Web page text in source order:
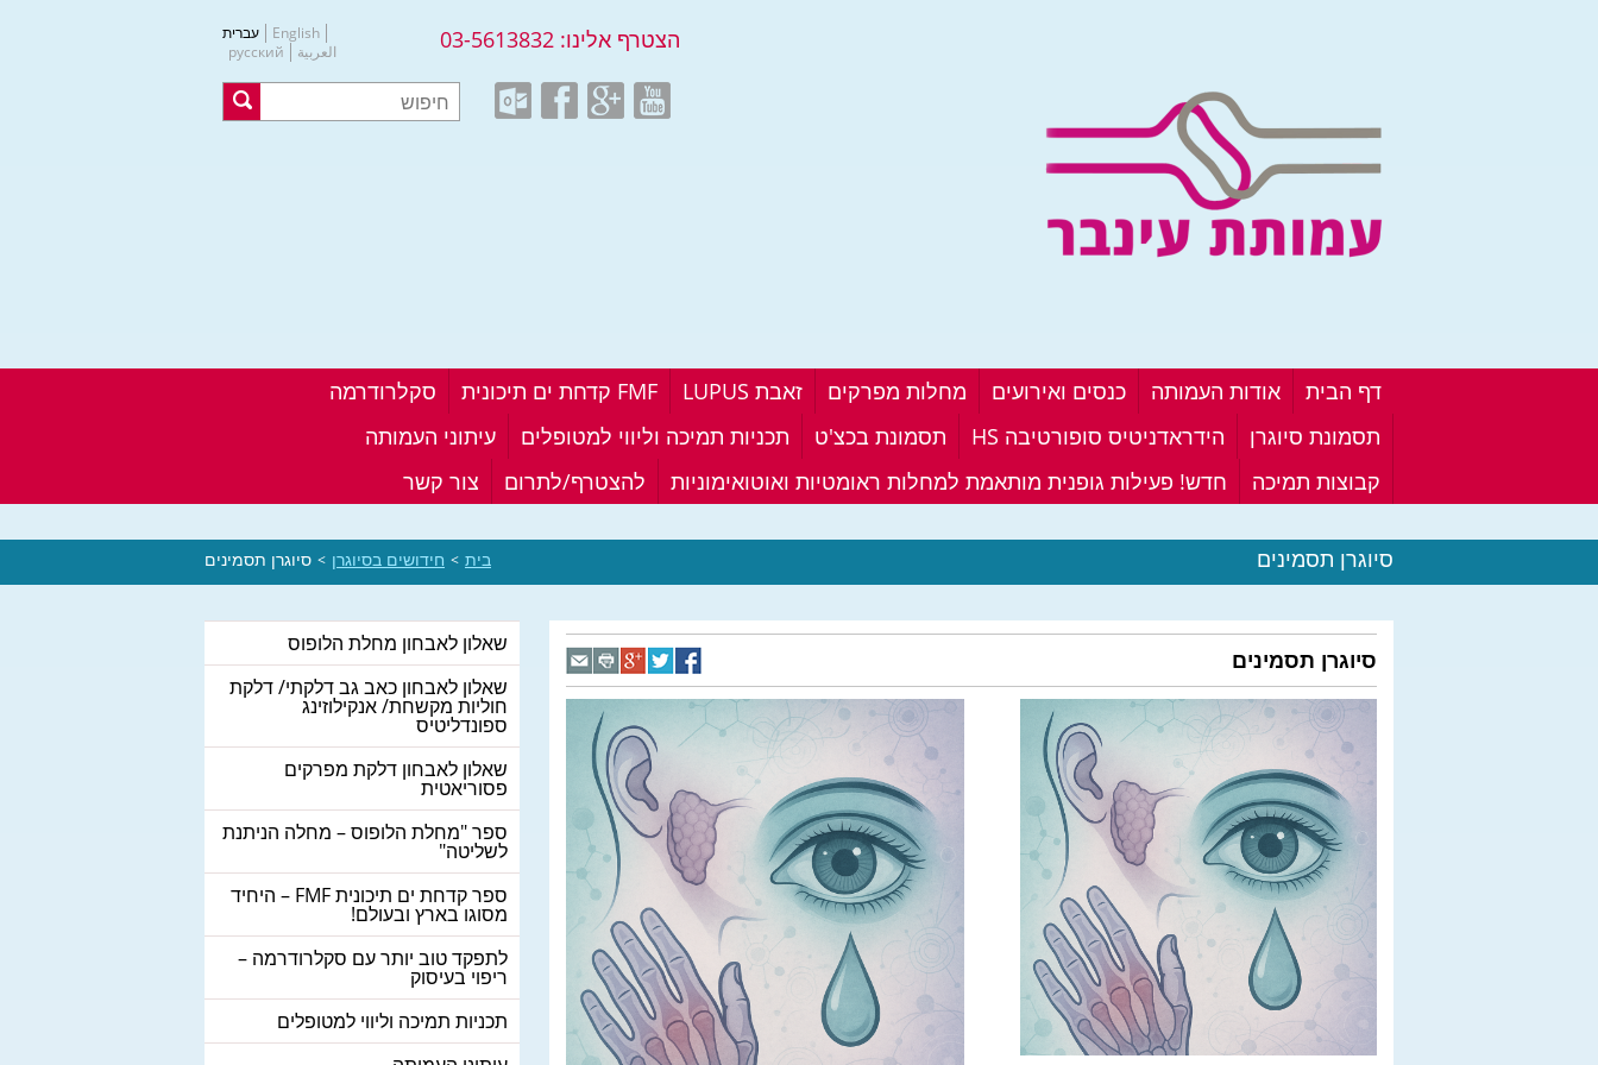
הצטרף אלינו: 03-5613832 עברית
English
русский
العربية
דף הבית אודות העמותה כנסים ואירועים מחלות מפרקים זאבת LUPUS FMF קדחת ים תיכונית
סקלרודרמה
תסמונת סיוגרן
הידראדניטיס סופורטיבה HS תסמונת בכצ'ט תכניות תמיכה וליווי למטופלים
עיתוני העמותה
קבוצות תמיכה
חדש! פעילות גופנית מותאמת למחלות ראומטיות ואוטואימוניות להצטרף/לתרום צור קשר
סיוגרן תסמינים בית > חידושים בסיוגרן > סיוגרן תסמינים
סיוגרן תסמינים
שאלון לאבחון מחלת הלופוס
שאלון לאבחון כאב גב דלקתי/ דלקת
חוליות מקשחת/ אנקילוזינג
ספונדליטיס
שאלון לאבחון דלקת מפרקים
פסוריאטית
ספר "מחלת הלופוס – מחלה הניתנת
לשליטה"
ספר קדחת ים תיכונית FMF – היחיד
מסוגו בארץ ובעולם!
לתפקד טוב יותר עם סקלרודרמה –
ריפוי בעיסוק
תכניות תמיכה וליווי למטופלים